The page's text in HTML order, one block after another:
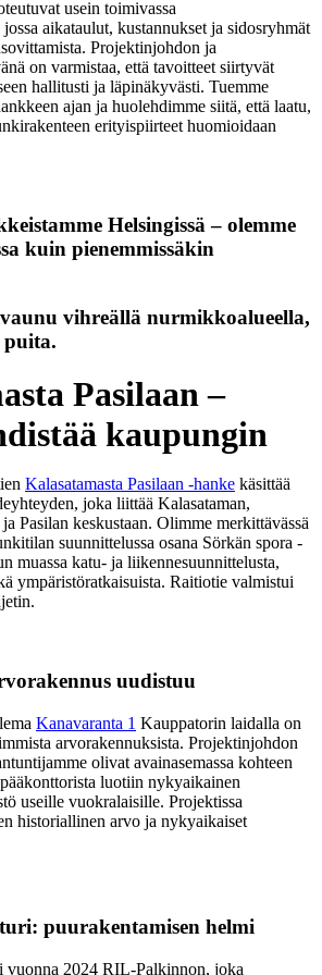
usein toimivassa
aikataulut, kustannukset ja sidosryhmät
Projektinjohdon ja
on varmistaa, että tavoitteet siirtyvät
hallitusti ja läpinäkyvästi. Tuemme
ajan ja huolehdimme siitä, että laatu,
erityispiirteet huomioidaan
Helsingissä – olemme
kuin pienemmissäkin
Pasilaan –
kaupungin
Kalasatamasta Pasilaan -hanke käsittää
joka liittää Kalasataman,
Pasilan keskustaan. Olimme merkittävässä
suunnittelussa osana Sörkän spora -
muassa katu- ja liikennesuunnittelusta,
ympäristöratkaisuista. Raitiotie valmistui
uudistuu
Kanavaranta 1 Kauppatorin laidalla on
arvorakennuksista. Projektinjohdon
olivat avainasemassa kohteen
luotiin nykyaikainen
useille vuokralaisille. Projektissa
historiallinen arvo ja nykyaikaiset
puurakentamisen helmi
vuonna 2024 RIL-Palkinnon, joka